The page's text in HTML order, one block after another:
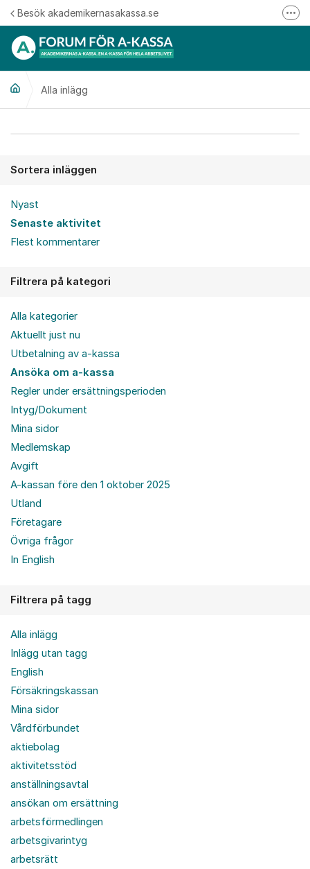
Hoppa till innehåll
Besök akademikernasakassa.se
Alla inlägg
Sortera inläggen
Nyast
Senaste aktivitet
Flest kommentarer
Filtrera på kategori
Alla kategorier
Aktuellt just nu
Utbetalning av a-kassa
Ansöka om a-kassa
Regler under ersättningsperioden
Intyg/Dokument
Mina sidor
Medlemskap
Avgift
A-kassan före den 1 oktober 2025
Utland
Företagare
Övriga frågor
In English
Filtrera på tagg
Alla inlägg
Inlägg utan tagg
English
Försäkringskassan
Mina sidor
Vårdförbundet
aktiebolag
aktivitetsstöd
anställningsavtal
ansökan om ersättning
arbetsförmedlingen
arbetsgivarintyg
arbetsrätt